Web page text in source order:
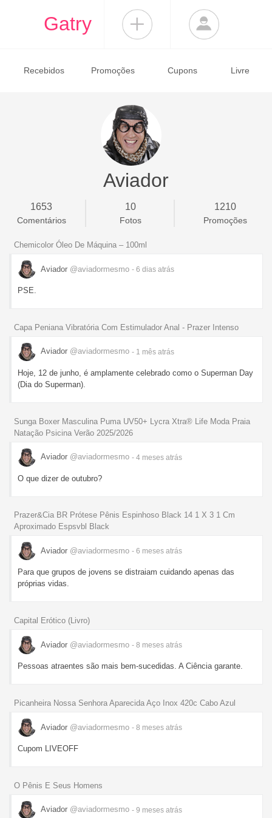
Gatry
Recebidos Promoções Cupons Livre
Aviador
1653
Comentários
10
Fotos
1210
Promoções
Chemicolor Óleo De Máquina – 100ml
Aviador @aviadormesmo - 6 dias atrás
PSE.
Capa Peniana Vibratória Com Estimulador Anal - Prazer Intenso
Aviador @aviadormesmo - 1 mês atrás
Hoje, 12 de junho, é amplamente celebrado como o Superman Day
(Dia do Superman).
Sunga Boxer Masculina Puma UV50+ Lycra Xtra® Life Moda Praia
Natação Psicina Verão 2025/2026
Aviador @aviadormesmo - 4 meses atrás
O que dizer de outubro?
Prazer&Cia BR Prótese Pênis Espinhoso Black 14 1 X 3 1 Cm
Aproximado Espsvbl Black
Aviador @aviadormesmo - 6 meses atrás
Para que grupos de jovens se distraiam cuidando apenas das
próprias vidas.
Capital Erótico (Livro)
Aviador @aviadormesmo - 8 meses atrás
Pessoas atraentes são mais bem-sucedidas. A Ciência garante.
Picanheira Nossa Senhora Aparecida Aço Inox 420c Cabo Azul
Aviador @aviadormesmo - 8 meses atrás
Cupom LIVEOFF
O Pênis E Seus Homens
Aviador @aviadormesmo - 9 meses atrás